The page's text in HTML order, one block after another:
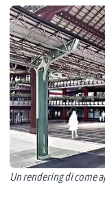
Un rendering di come